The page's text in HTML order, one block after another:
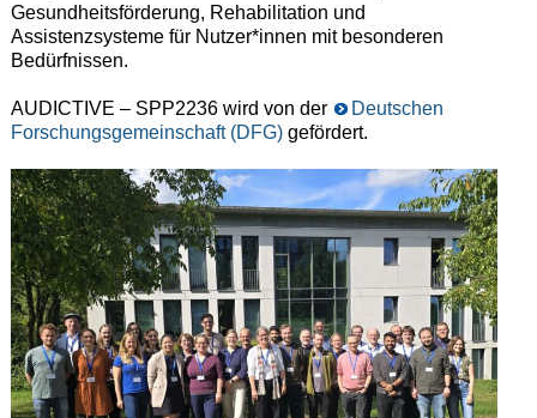
Gesundheitsförderung, Rehabilitation und
Assistenzsysteme für Nutzer*innen mit besonderen
Bedürfnissen.
AUDICTIVE – SPP2236 wird von der
Deutschen
Forschungsgemeinschaft (DFG)gefördert.